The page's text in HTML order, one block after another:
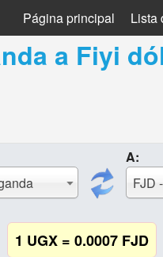
Página principal Lista
a Fiyi
A:
FJD
1 UGX = 0.0007 FJD